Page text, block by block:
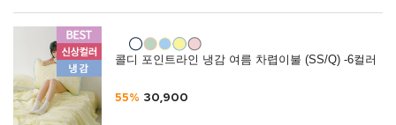
콜디 포인트라인 냉감 여름 차렵이불 (SS/Q) -6컬러
55% 30,900